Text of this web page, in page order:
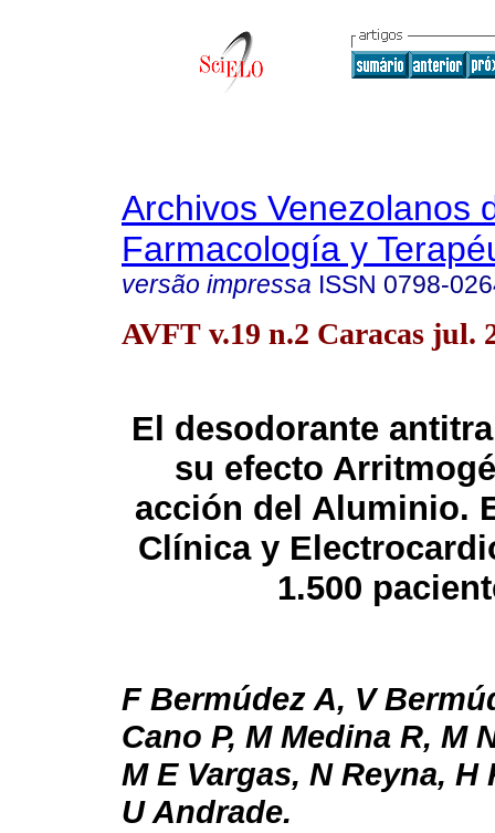
Archivos Venezolanos
Farmacología y
versão impressa ISSN 0798-
AVFT v.19 n.2 Caracas jul.
El desodorante
su efecto
acción del Aluminio.
Clínica y
1.500
F Bermúdez A, V
Cano P, M Medina R, M
M E Vargas, N Reyna,
U Andrade.